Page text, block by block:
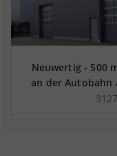
Neuwertig - 500
an der Autobahn